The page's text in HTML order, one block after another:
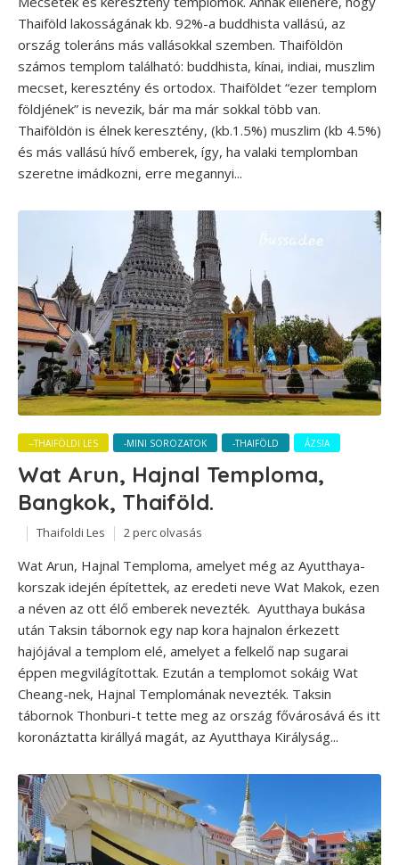
Thaiföld lakosságának kb. 92%-a buddhista vallású, az
ország toleráns más vallásokkal szemben. Thaiföldön
számos templom található: buddhista, kínai, indiai, muszlim
mecset, keresztény és ortodox. Thaiföldet “ezer templom
földjének” is nevezik, bár ma már sokkal több van.
Thaiföldön is élnek keresztény, (kb.1.5%) muszlim (kb 4.5%)
és más vallású hívő emberek, így, ha valaki templomban
szeretne imádkozni, erre megannyi...
--THAIFÖLDI LES -MINI SOROZATOK -THAIFÖLD ÁZSIA
Wat Arun, Hajnal Temploma,
Bangkok, Thaiföld.
Thaifoldi Les 2 perc olvasás
Wat Arun, Hajnal Temploma, amelyet még az Ayutthaya-
korszak idején építettek, az eredeti neve Wat Makok, ezen
a néven az ott élő emberek nevezték. Ayutthaya bukása
után Taksin tábornok egy nap kora hajnalon érkezett
hajójával a templom elé, amelyet a felkelő nap sugarai
éppen megvilágítottak. Ezután a templomot sokáig Wat
Cheang-nek, Hajnal Templomának nevezték. Taksin
tábornok Thonburi-t tette meg az ország fővárosává és itt
koronáztatta királlyá magát, az Ayutthaya Királyság...